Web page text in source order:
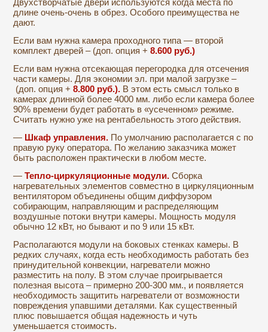
Двухстворчатые двери используются когда места по
длине очень-очень в обрез. Особого преимущества не
дают.
Если вам нужна камера проходного типа — второй
комплект дверей – (доп. опция +8.600 руб.)
Если вам нужна отсекающая перегородка для отсечения
части камеры. Для экономии эл. при малой загрузке –
(доп. опция +8.800 руб.). В этом есть смысл только в
камерах длинной более 4000 мм. либо если камера более
90% времени будет работать в «усеченном» режиме.
Считать нужно уже на рентабельность этого действия.
— Шкаф управления. По умолчанию располагается с по
правую руку оператора. По желанию заказчика может
быть расположен практически в любом месте.
—Тепло-циркуляционные модули.Сборка
нагревательных элементов совместно в циркуляционным
вентилятором объединены общим диффузором
собирающим, направляющим и распределяющим
воздушные потоки внутри камеры. Мощность модуля
обычно 12 кВт, но бывают и по 9 или 15 кВт.
Располагаются модули на боковых стенках камеры. В
редких случаях, когда есть необходимость работать без
принудительной конвекции, нагреватели можно
разместить на полу. В этом случае проигрывается
полезная высота – примерно 200-300 мм., и появляется
необходимость защитить нагреватели от возможности
повреждения упавшими деталями. Как существенный
плюс повышается общая надежность и чуть
уменьшается стоимость.